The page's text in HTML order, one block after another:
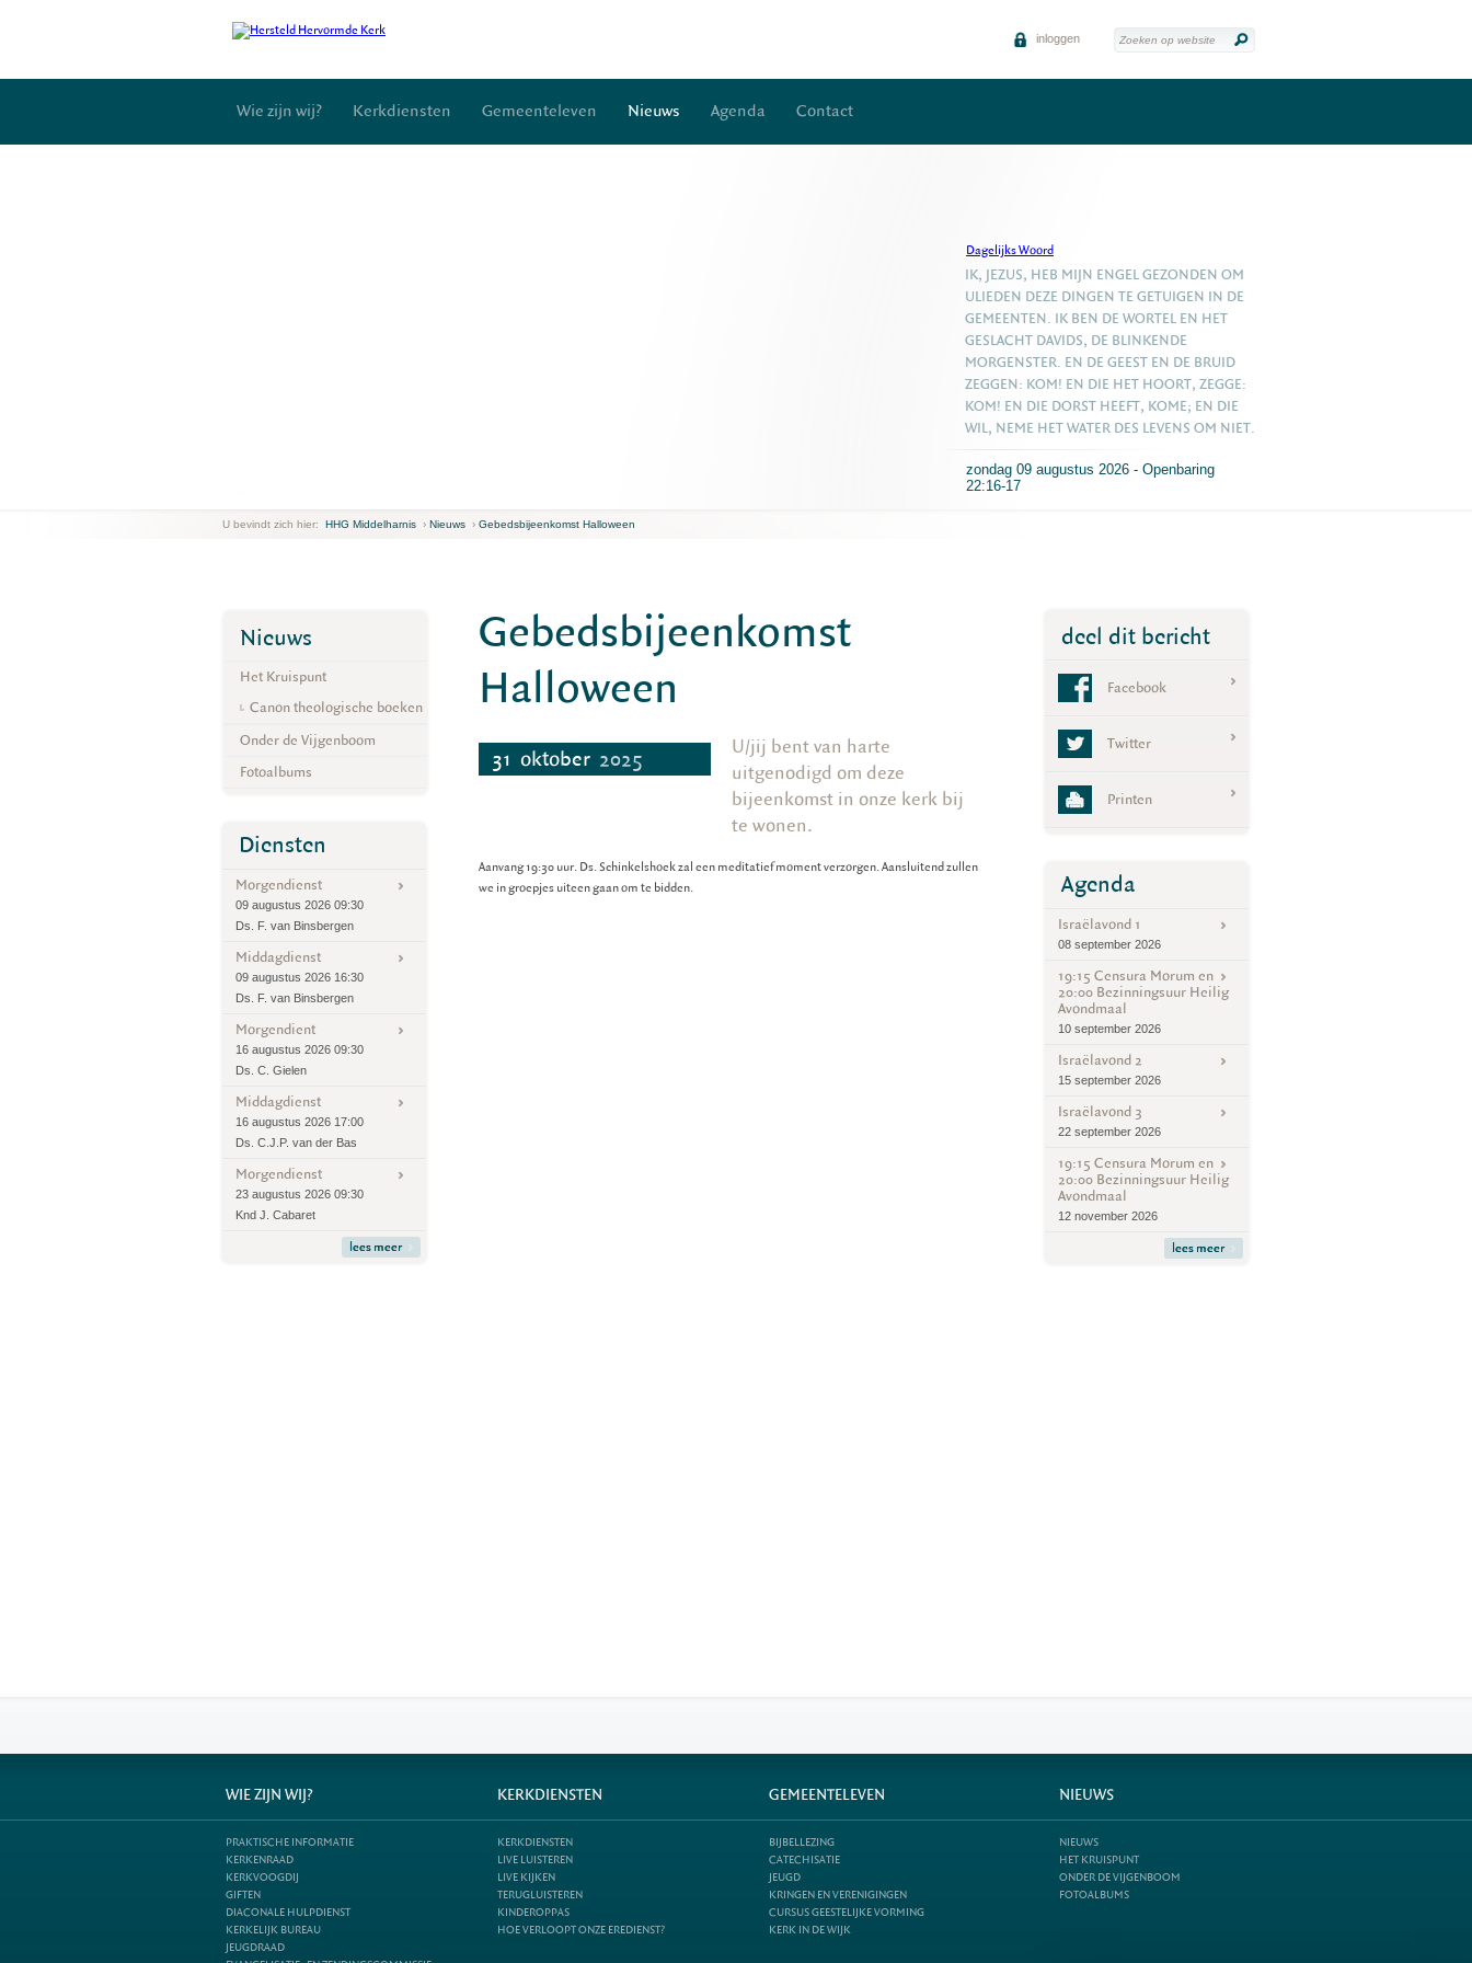
inloggen
Wie zijn wij? Kerkdiensten Gemeenteleven Nieuws Agenda Contact
Dagelijks Woord
zondag 09 augustus 2026 - Openbaring
22:16-17
IK, JEZUS, HEB MIJN ENGEL GEZONDEN OM
ULIEDEN DEZE DINGEN TE GETUIGEN IN DE
GEMEENTEN. IK BEN DE WORTEL EN HET
GESLACHT DAVIDS, DE BLINKENDE
MORGENSTER. EN DE GEEST EN DE BRUID
ZEGGEN: KOM! EN DIE HET HOORT, ZEGGE:
KOM! EN DIE DORST HEEFT, KOME; EN DIE
WIL, NEME HET WATER DES LEVENS OM NIET.
U bevindt zich hier: HHG Middelharnis › Nieuws › Gebedsbijeenkomst Halloween
Gebedsbijeenkomst
Halloween
31 oktober 2025
U/jij bent van harte
uitgenodigd om deze
bijeenkomst in onze kerk bij
te wonen.
Aanvang 19:30 uur. Ds. Schinkelshoek zal een meditatief moment verzorgen. Aansluitend zullen
we in groepjes uiteen gaan om te bidden.
Nieuws
Het Kruispunt
Canon theologische boeken
Onder de Vijgenboom
Fotoalbums
Diensten
Morgendienst
09 augustus 2026 09:30
Ds. F. van Binsbergen
Middagdienst
09 augustus 2026 16:30
Ds. F. van Binsbergen
Morgendient
16 augustus 2026 09:30
Ds. C. Gielen
Middagdienst
16 augustus 2026 17:00
Ds. C.J.P. van der Bas
Morgendienst
23 augustus 2026 09:30
Knd J. Cabaret
lees meer
deel dit bericht
Facebook
Twitter
Printen
Agenda
Israëlavond 1
08 september 2026
19:15 Censura Morum en
20:00 Bezinningsuur Heilig
Avondmaal
10 september 2026
Israëlavond 2
15 september 2026
Israëlavond 3
22 september 2026
19:15 Censura Morum en
20:00 Bezinningsuur Heilig
Avondmaal
12 november 2026
lees meer
WIE ZIJN WIJ?
PRAKTISCHE INFORMATIE
KERKENRAAD
KERKVOOGDIJ
GIFTEN
DIACONALE HULPDIENST
KERKELIJK BUREAU
JEUGDRAAD
KERKDIENSTEN
KERKDIENSTEN
LIVE LUISTEREN
LIVE KIJKEN
TERUGLUISTEREN
KINDEROPPAS
HOE VERLOOPT ONZE EREDIENST?
GEMEENTELEVEN
BIJBELLEZING
CATECHISATIE
JEUGD
KRINGEN EN VERENIGINGEN
CURSUS GEESTELIJKE VORMING
KERK IN DE WIJK
NIEUWS
NIEUWS
HET KRUISPUNT
ONDER DE VIJGENBOOM
FOTOALBUMS